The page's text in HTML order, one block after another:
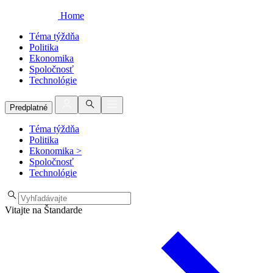
Home
Téma týždňa
Politika
Ekonomika
Spoločnosť
Technológie
Predplatné
Téma týždňa
Politika
Ekonomika >
Spoločnosť
Technológie
Vitajte na Štandarde